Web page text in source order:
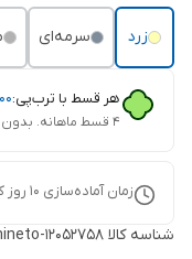
زرد سرمه‌ای
هر قسط با ترب‌پی:
۴ قسط ماهانه. بدون سود، چک و ضامن.
زمان آماده‌سازی 10 روز
شناسه کالا 12052758